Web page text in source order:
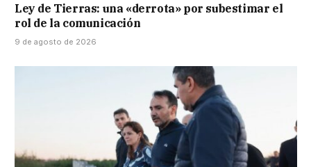
Ley de Tierras: una «derrota» por subestimar el
rol de la comunicación
9 de agosto de 2026